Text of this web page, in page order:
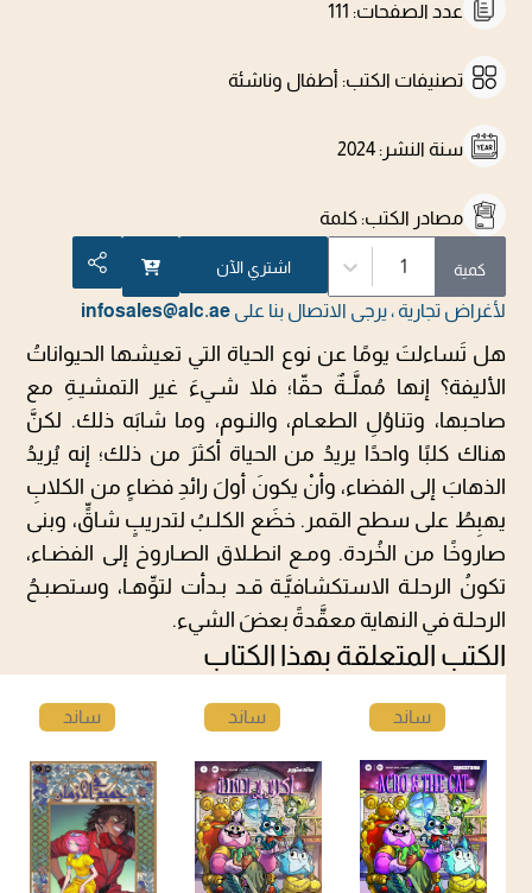
عدد الصفحات:
111
تصنيفات الكتب: أطفال وناشئة
سنة النشر:
2024
مصادر الكتب: كلمة
كمية 1 اشتري الآن
لأغراض تجارية ، يرجى الاتصال بنا على infosales@alc.ae
هل تَساءلتَ يومًا عن نوع الحياة التي تعيشها الحيواناتُ
الأليفة؟ إنها مُملَّــةٌ حقّا؛ فلا شـيءَ غير التمشيـةِ مع
صاحبها، وتناوُلِ الطعـام، والنـوم، وما شابَه ذلك. لكنَّ
هناك كلبًا واحدًا يريدُ من الحياة أكثرَ من ذلك؛ إنه يُريدُ
الذهابَ إلى الفضاء، وأنْ يكونَ أولَ رائدِ فضاءٍ من الكلابِ
يهبِطُ على سطح القمر. خضَع الكلـبُ لتدريبٍ شاقٍّ، وبنى
صاروخًا من الخُردة. ومـع انطـلاق الصـاروخ إلى الفضـاء،
تكونُ الرحلـة الاستكشافيَّـة قـد بـدأت لتوِّهـا، وستصبـحُ
الرحلـة في النهاية معقَّدةً بعضَ الشيء.
الكتب المتعلقة بهذا الكتاب
ساند
م كوم
يكس
ساند
م كوم
يكس
ساند
م كوم
يكس